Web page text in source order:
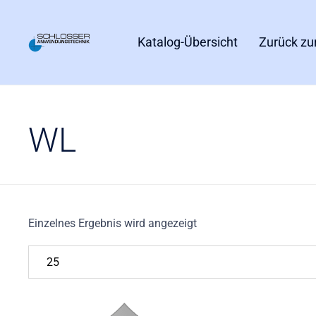
Katalog-Übersicht Zurück
WL
Einzelnes Ergebnis wird angezeigt